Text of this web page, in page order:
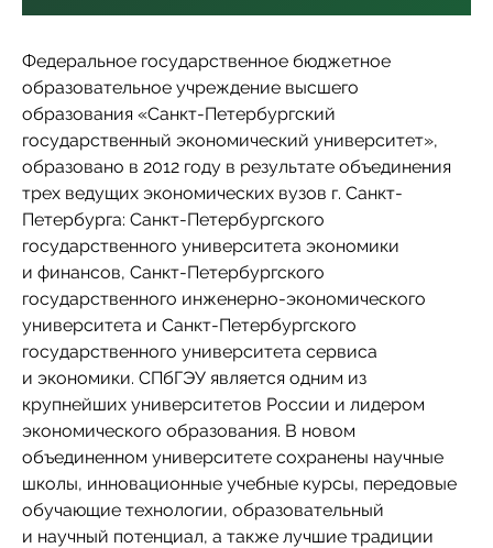
Федеральное государственное бюджетное
образовательное учреждение высшего
образования «Санкт-Петербургский
государственный экономический университет»,
образовано в 2012 году в результате объединения
трех ведущих экономических вузов г. Санкт-
Петербурга: Санкт-Петербургского
государственного университета экономики
и финансов, Санкт-Петербургского
государственного инженерно-экономического
университета и Санкт-Петербургского
государственного университета сервиса
и экономики. СПбГЭУ является одним из
крупнейших университетов России и лидером
экономического образования. В новом
объединенном университете сохранены научные
школы, инновационные учебные курсы, передовые
обучающие технологии, образовательный
и научный потенциал, а также лучшие традиции